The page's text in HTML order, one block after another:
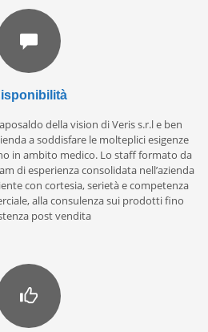
della vision di Veris s.r.l e ben
a soddisfare le molteplici esigenze
in ambito medico. Lo staff formato da
di esperienza consolidata nell’azienda
con cortesia, serietà e competenza
alla consulenza sui prodotti fino
post vendita